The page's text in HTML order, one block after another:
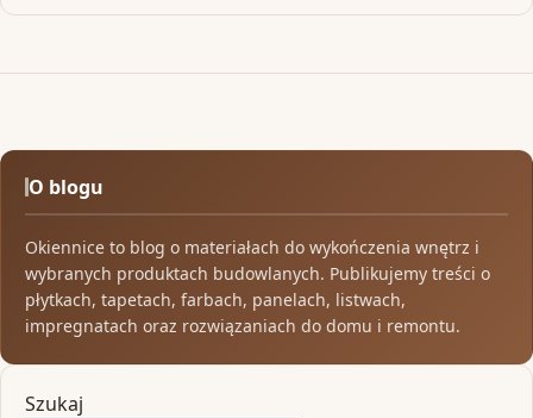
O blogu
Okiennice to blog o materiałach do wykończenia wnętrz i
wybranych produktach budowlanych. Publikujemy treści o
płytkach, tapetach, farbach, panelach, listwach,
impregnatach oraz rozwiązaniach do domu i remontu.
Szukaj